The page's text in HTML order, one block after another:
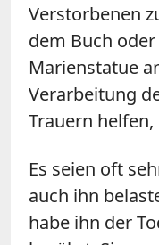
Verstorbenen
dem Buch
Marienstatue
Verarbeitung
Trauern
Es seien oft
auch ihn
habe ihn der